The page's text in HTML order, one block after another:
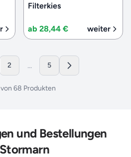
Filterkies
ab 28,44 € weiter
2 ... 5
von 68 Produkten
und Bestellungen